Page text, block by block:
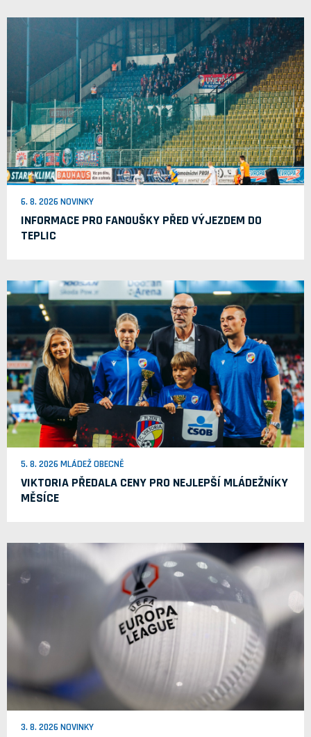
6. 8. 2026 NOVINKY
INFORMACE PRO FANOUŠKY PŘED VÝJEZDEM DO
TEPLIC
5. 8. 2026 MLÁDEŽ OBECNĚ
VIKTORIA PŘEDALA CENY PRO NEJLEPŠÍ MLÁDEŽNÍKY
MĚSÍCE
3. 8. 2026 NOVINKY